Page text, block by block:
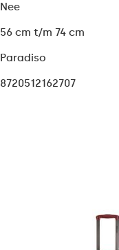
Nee
56 cm t/m 74 cm
Paradiso
8720512162707